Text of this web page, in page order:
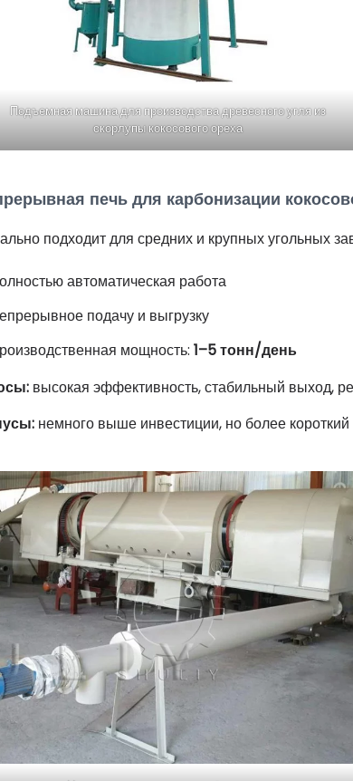
Подъемная машина для производства древесного угля из
скорлупы кокосового ореха
печь для карбонизации
подходит для средних и крупных угольных
автоматическая работа
подачу и выгрузку
мощность: 1–5 тонн/день
высокая эффективность, стабильный выход,
немного выше инвестиции, но более короткий